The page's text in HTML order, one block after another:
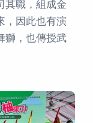
其職，組成金
，因此也有演
獅，也傳授武